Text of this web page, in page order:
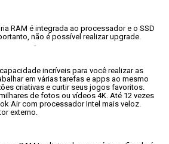
RAM é integrada ao processador e o SSD
incríveis para você realizar as
em várias tarefas e apps ao mesmo
criativas e curtir seus jogos favoritos.
de fotos ou vídeos 4K. Até 12 vezes
Air com processador Intel mais veloz.
externo.